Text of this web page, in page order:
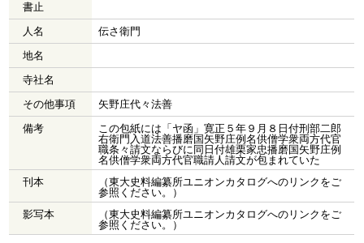
書止
人名
伝さ衛門
地名
寺社名
その他事項
矢野庄代々法善
備考
この包紙には「ヤ函」寛正５年９月８日付刑部二郎
右衛門入道法善播磨国矢野庄例名供僧学衆両方代官
職条々請文ならびに同日付雄栗家忠播磨国矢野庄例
名供僧学衆両方代官職請人請文が包まれていた
刊本
（東大史料編纂所ユニオンカタログへのリンクをご
参照ください。）
影写本
（東大史料編纂所ユニオンカタログへのリンクをご
参照ください。）